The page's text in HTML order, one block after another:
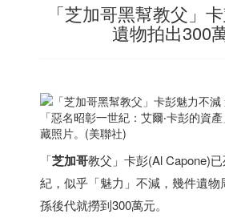
「芝加哥黑幫教父」
遺物拍出300
「惡名昭彰一世紀：艾爾‧卡彭的資
藏照片。(美聯社)
「芝加哥教父」卡彭(Al Capone)
紀，似乎「魅力」不減，幾件遺物
孫後代就撈到300萬元。